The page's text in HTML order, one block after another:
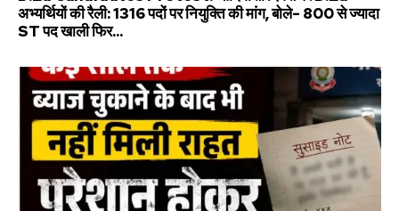
अभ्यर्थियों की रैली: 1316 पदों पर नियुक्ति की मांग, बोले- 800 से ज्यादा
ST पद खाली फिर...